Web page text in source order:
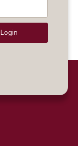
Login